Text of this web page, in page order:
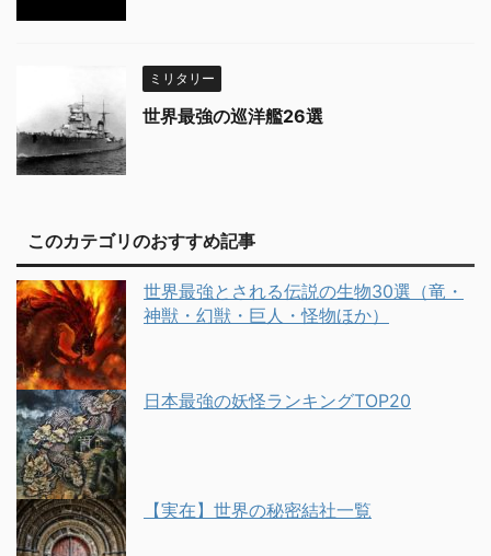
ミリタリー
世界最強の巡洋艦26選
このカテゴリのおすすめ記事
世界最強とされる伝説の生物30選（竜・
神獣・幻獣・巨人・怪物ほか）
日本最強の妖怪ランキングTOP20
【実在】世界の秘密結社一覧